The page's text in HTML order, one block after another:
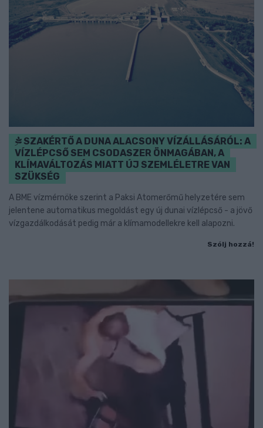
SZAKÉRTŐ A DUNA ALACSONY VÍZÁLLÁSÁRÓL: A
VÍZLÉPCSŐ SEM CSODASZER ÖNMAGÁBAN, A
KLÍMAVÁLTOZÁS MIATT ÚJ SZEMLÉLETRE VAN
SZÜKSÉG
A BME vízmérnöke szerint a Paksi Atomerőmű helyzetére sem
jelentene automatikus megoldást egy új dunai vízlépcső - a jövő
vízgazdálkodását pedig már a klímamodellekre kell alapozni.
Szólj hozzá!